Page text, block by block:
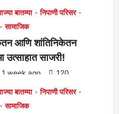
5 days ago
बातम्या
निपाणी परिसर
सामाजिक
आणि शांतिनिकेतन
उत्साहात साजरी!
1 week ago 120
बातम्या
निपाणी परिसर
सामाजिक